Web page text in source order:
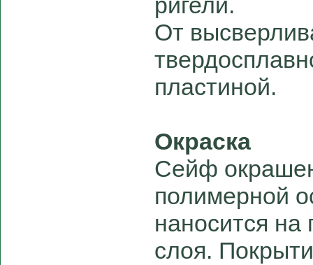
От
пластиной.
Окраска
Сейф
полимерной
наносится на
слоя.